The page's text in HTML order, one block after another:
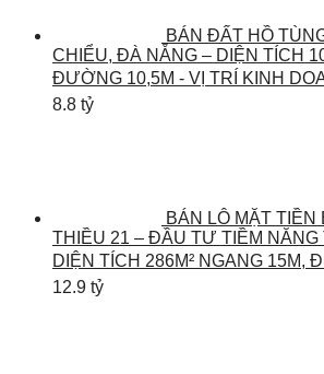
BÁN ĐẤT HỒ
CHIỂU, ĐÀ NẴNG – DIỆN TÍCH
ĐƯỜNG 10,5M - VỊ TRÍ KINH
8.8 tỷ
BÁN LÔ MẶT TIỀN
THIỀU 21 – ĐẦU TƯ TIỀM
DIỆN TÍCH 286M² NGANG 15M,
12.9 tỷ